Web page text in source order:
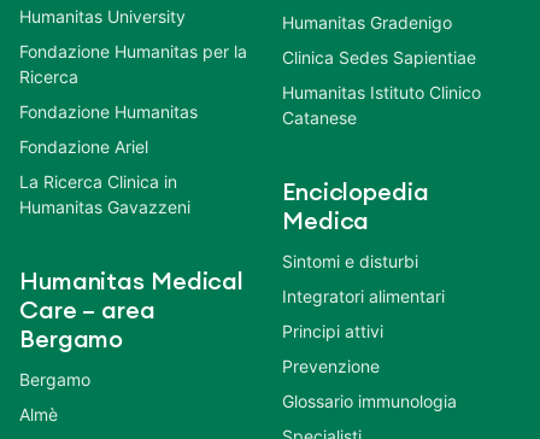
Humanitas University
Fondazione Humanitas per la
Ricerca
Fondazione Humanitas
Fondazione Ariel
La Ricerca Clinica in
Humanitas Gavazzeni
Humanitas Medical
Care – area
Bergamo
Bergamo
Almè
Humanitas Gradenigo
Clinica Sedes Sapientiae
Humanitas Istituto Clinico
Catanese
Enciclopedia
Medica
Sintomi e disturbi
Integratori alimentari
Principi attivi
Prevenzione
Glossario immunologia